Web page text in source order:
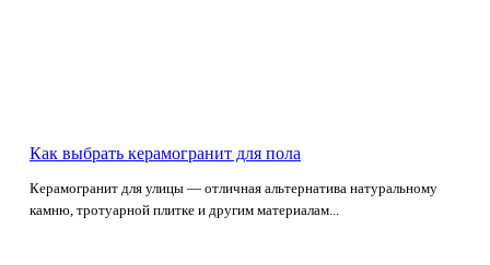
Как выбрать керамогранит для пола
Керамогранит для улицы — отличная альтернатива натуральному
камню, тротуарной плитке и другим материалам...